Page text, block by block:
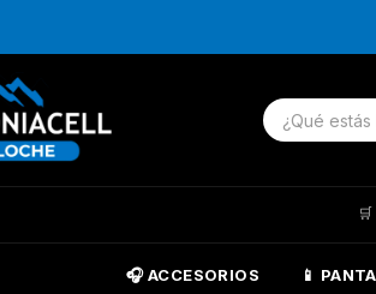
🎧 ACCESORIOS 📱